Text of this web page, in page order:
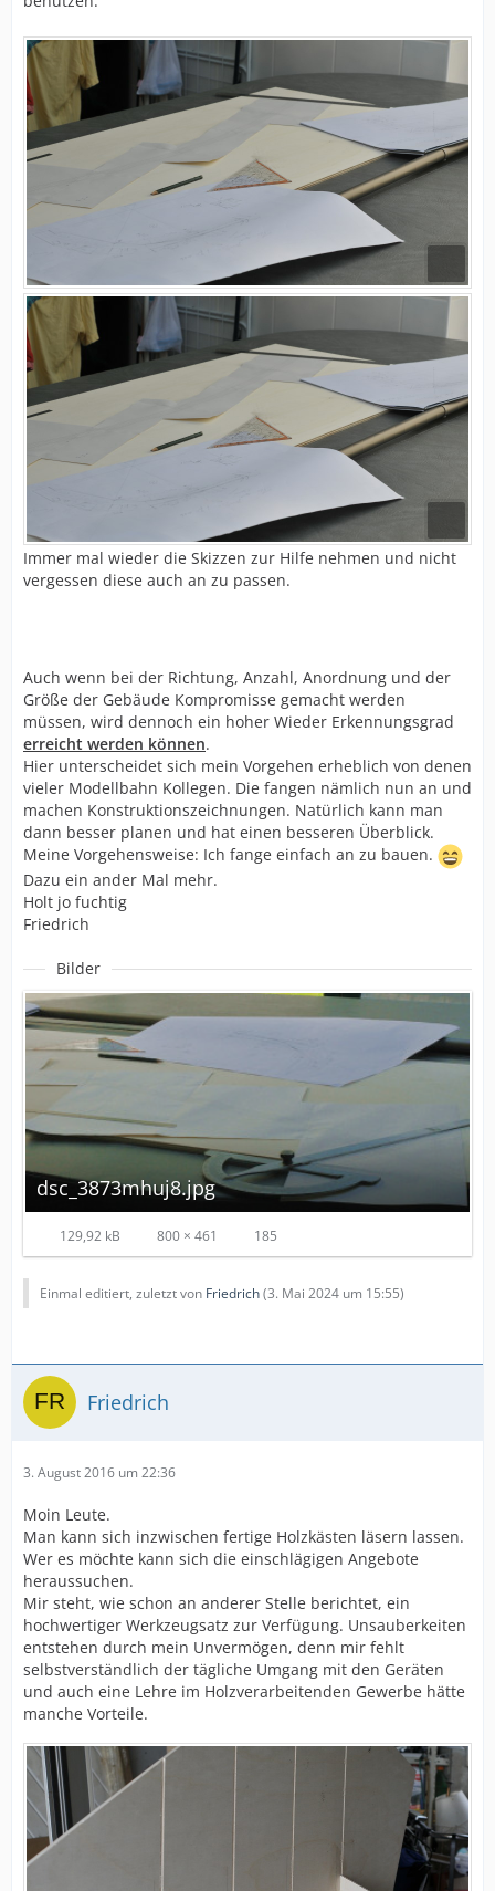
Immer mal wieder die Skizzen zur Hilfe nehmen und nicht
vergessen diese auch an zu passen.
Auch wenn bei der Richtung, Anzahl, Anordnung und der
Größe der Gebäude Kompromisse gemacht werden
müssen, wird dennoch ein hoher Wieder Erkennungsgrad
erreicht werden können.
Hier unterscheidet sich mein Vorgehen erheblich von denen
vieler Modellbahn Kollegen. Die fangen nämlich nun an und
machen Konstruktionszeichnungen. Natürlich kann man
dann besser planen und hat einen besseren Überblick.
Meine Vorgehensweise: Ich fange einfach an zu bauen.
Dazu ein ander Mal mehr.
Holt jo fuchtig
Friedrich
Bilder
dsc_3873mhuj8.jpg
129,92 kB 800 × 461 185
Einmal editiert, zuletzt von Friedrich(3. Mai 2024 um 15:55)
Friedrich
3. August 2016 um 22:36
Moin Leute.
Man kann sich inzwischen fertige Holzkästen läsern lassen.
Wer es möchte kann sich die einschlägigen Angebote
heraussuchen.
Mir steht, wie schon an anderer Stelle berichtet, ein
hochwertiger Werkzeugsatz zur Verfügung. Unsauberkeiten
entstehen durch mein Unvermögen, denn mir fehlt
selbstverständlich der tägliche Umgang mit den Geräten
und auch eine Lehre im Holzverarbeitenden Gewerbe hätte
manche Vorteile.